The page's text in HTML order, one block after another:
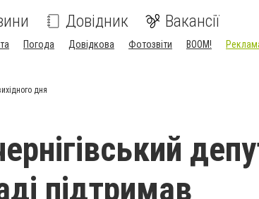
Довідник Вакансії
Погода Довідкова Фотозвіти BOOM!
дня
підтримав